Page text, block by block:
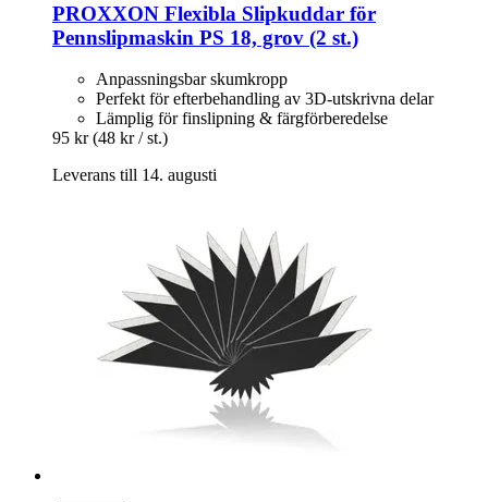
PROXXON Flexibla Slipkuddar för
Pennslipmaskin PS 18, grov (2 st.)
Anpassningsbar skumkropp
Perfekt för efterbehandling av 3D-utskrivna delar
Lämplig för finslipning & färgförberedelse
95 kr (48 kr / st.)
Leverans till 14. augusti